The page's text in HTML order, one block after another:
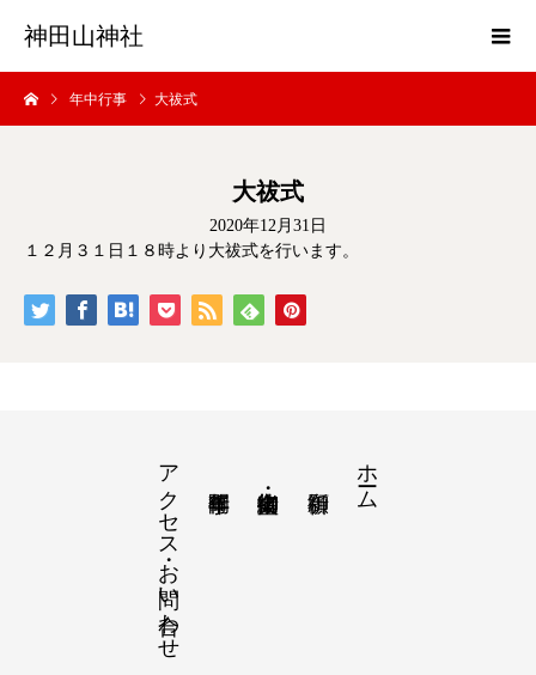
神田山神社
年中行事 大祓式
大祓式
2020年12月31日
１２月３１日１８時より大祓式を行います。
ホーム
アクセス・お問い合わせ